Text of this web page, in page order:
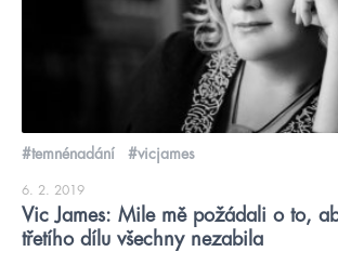
#temnénadání #vicjames
6. 2. 2019
Vic James: Mile mě požádali o to,
třetího dílu všechny nezabila